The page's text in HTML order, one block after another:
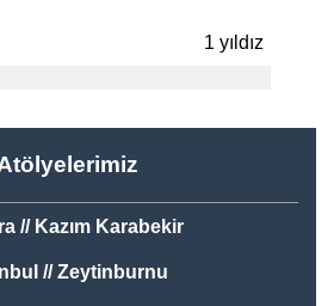
1 yıldız
// Kazım Karabekir
// Zeytinburnu